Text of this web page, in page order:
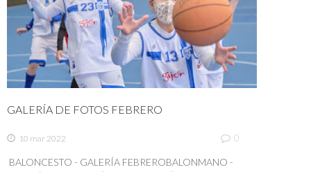
GALERÍA DE FOTOS FEBRERO
10 mar 2022 0
BALONCESTO - GALERÍA FEBREROBALONMANO -